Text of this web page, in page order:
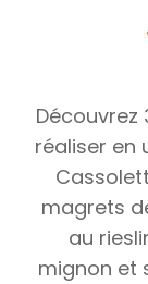
réaliser en
magrets
au
mignon et